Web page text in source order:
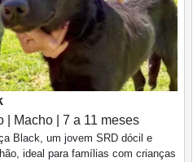
| Macho | 7 a 11 meses
Black, um jovem SRD dócil e
ideal para famílias com crianças